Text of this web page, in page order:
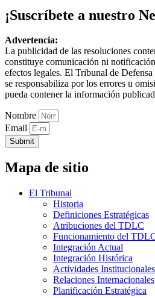
¡Suscríbete a nuestro
Advertencia:
La publicidad de las resoluciones
constituye comunicación ni
efectos legales. El Tribunal de
se responsabiliza por los errores u
pueda contener la información
Nombre
Email
Submit
Mapa de sitio
El Tribunal
Historia
Definiciones Estratégicas
Atribuciones del TDLC
Funcionamiento del
Integración Actual
Integración Histórica
Actividades Institucionales
Relaciones Internacionales
Planificación Estratégica